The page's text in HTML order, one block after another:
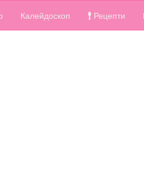
Калейдоскоп Рецепти